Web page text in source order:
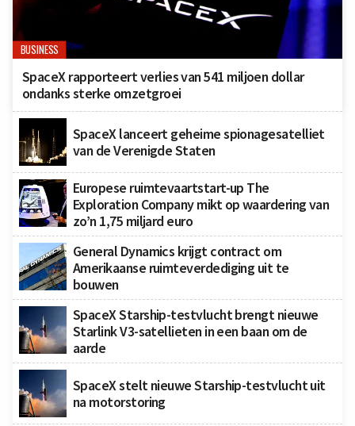
BUSINESS
SpaceX rapporteert verlies van 541 miljoen dollar
ondanks sterke omzetgroei
SpaceX lanceert geheime spionagesatelliet
van de Verenigde Staten
Europese ruimtevaartstart-up The
Exploration Company mikt op waardering van
zo’n 1,75 miljard euro
General Dynamics krijgt contract om
Amerikaanse ruimteverdediging uit te
bouwen
SpaceX Starship-testvlucht brengt nieuwe
Starlink V3-satellieten in een baan om de
aarde
SpaceX stelt nieuwe Starship-testvlucht uit
na motorstoring